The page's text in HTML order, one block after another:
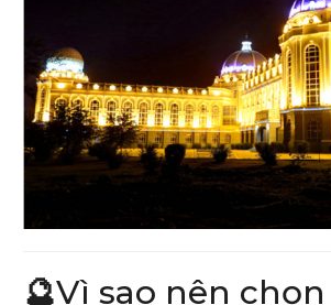
🔮Vì sao nên